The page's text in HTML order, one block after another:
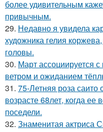
более удивительным
привычным.
29. Недавно я увидела
художника гелия
головы.
30. Март ассоциируется
ветром и ожиданием
31. 75-Летняя роза саито
возрасте 68лет, когда
поседели.
32. Знаменитая актриса